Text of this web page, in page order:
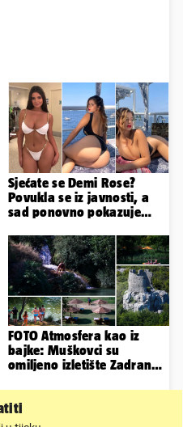
Sjećate se Demi Rose?
Povukla se iz javnosti, a
sad ponovno pokazuje
FOTO Atmosfera kao iz
bajke: Muškovci su
omiljeno izletište Zadrana,